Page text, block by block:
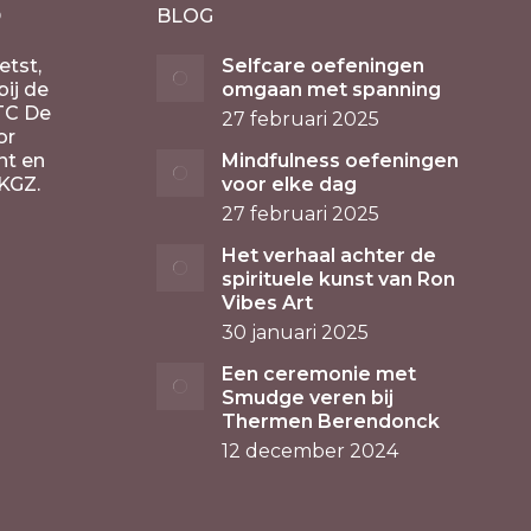
de
De
en
BLOG
Selfcare oefeningen
omgaan met spanning
27 februari 2025
Mindfulness oefeningen
voor elke dag
27 februari 2025
Het verhaal achter de
spirituele kunst van Ron
Vibes Art
30 januari 2025
Een ceremonie met
Smudge veren bij
Thermen Berendonck
12 december 2024